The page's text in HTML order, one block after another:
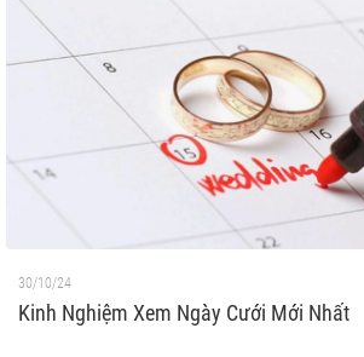
30/10/24
Kinh Nghiệm Xem Ngày Cưới Mới Nhất